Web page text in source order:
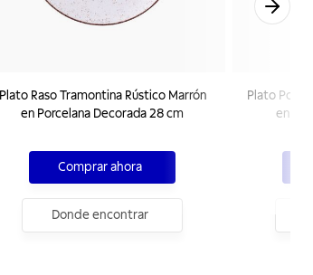
Plato Raso Tramontina Rústico Marrón
en Porcelana Decorada 28 cm
Comprar ahora
Donde encontrar
Plato
en